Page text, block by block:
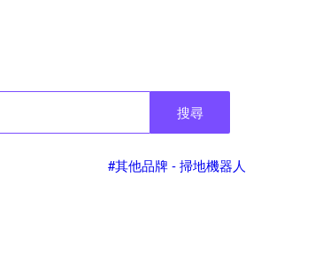
搜尋
#其他品牌 - 掃地機器人